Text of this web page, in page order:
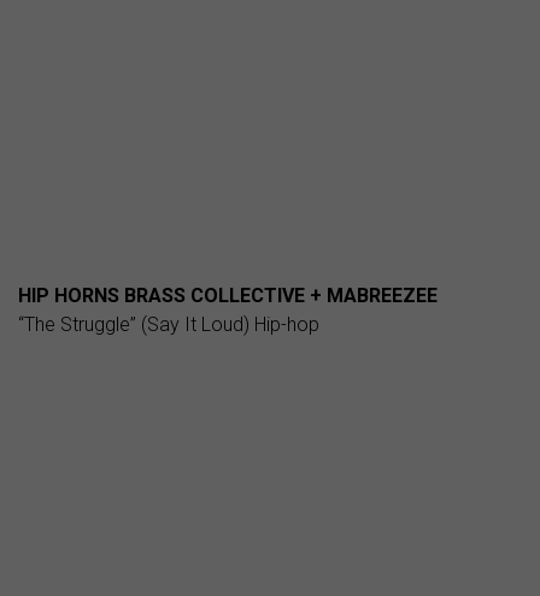
HIP HORNS BRASS COLLECTIVE + MABREEZEE
“The Struggle” (Say It Loud) Hip-hop